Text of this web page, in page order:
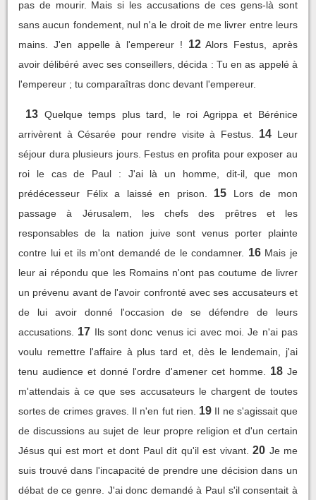
pas de mourir. Mais si les accusations de ces gens-là sont
sans aucun fondement, nul n'a le droit de me livrer entre leurs
mains. J'en appelle à l'empereur !
12 Alors Festus, après
avoir délibéré avec ses conseillers, décida : Tu en as appelé à
l'empereur ; tu comparaîtras donc devant l'empereur.
13 Quelque temps plus tard, le roi Agrippa et Bérénice
arrivèrent à Césarée pour rendre visite à Festus.
14 Leur
séjour dura plusieurs jours. Festus en profita pour exposer au
roi le cas de Paul : J'ai là un homme, dit-il, que mon
prédécesseur Félix a laissé en prison.
15
Lors de mon
passage à Jérusalem, les chefs des prêtres et les
responsables de la nation juive sont venus porter plainte
contre lui et ils m'ont demandé de le condamner.
16 Mais je
leur ai répondu que les Romains n'ont pas coutume de livrer
un prévenu avant de l'avoir confronté avec ses accusateurs et
de lui avoir donné l'occasion de se défendre de leurs
accusations.
17 Ils sont donc venus ici avec moi. Je n'ai pas
voulu remettre l'affaire à plus tard et, dès le lendemain, j'ai
tenu audience et donné l'ordre d'amener cet homme.
18 Je
m'attendais à ce que ses accusateurs le chargent de toutes
sortes de crimes graves. Il n'en fut rien.
19 Il ne s'agissait que
de discussions au sujet de leur propre religion et d'un certain
Jésus qui est mort et dont Paul dit qu'il est vivant. 20 Je me
suis trouvé dans l'incapacité de prendre une décision dans un
débat de ce genre. J'ai donc demandé à Paul s'il consentait à